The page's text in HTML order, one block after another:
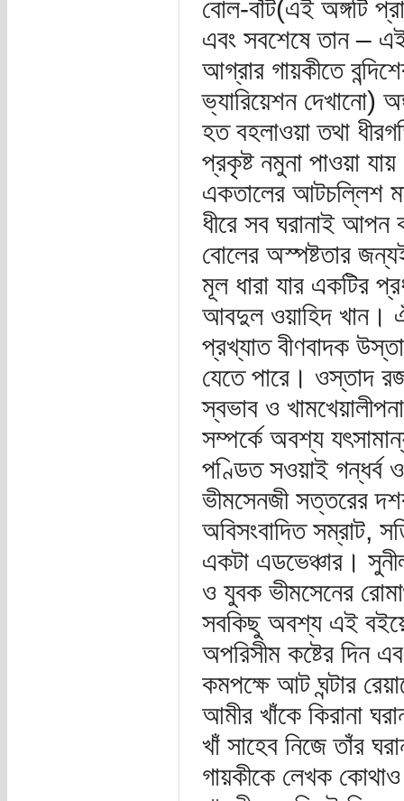
বোল-বাঁট(এই অঙ্গটি
এবং সবশেষে তান –
আগ্রার গায়কীতে
ভ্যারিয়েশন দেখানো)
হত বহলাওয়া তথা
প্রকৃষ্ট নমুনা পাওয়া
একতালের আটচল্লিশ
ধীরে সব ঘরানাই
বোলের অস্পষ্টতার
মূল ধারা যার একটির
আবদুল ওয়াহিদ খান।
প্রখ্যাত বীণবাদক
যেতে পারে। ওস্তাদ
স্বভাব ও
সম্পর্কে অবশ্য
পণ্ডিত সওয়াই গন্ধর্ব
ভীমসেনজী সত্তরের
অবিসংবাদিত সম্রাট,
একটা এডভেঞ্চার।
ও যুবক ভীমসেনের
সবকিছু অবশ্য এই
অপরিসীম কষ্টের দিন
কমপক্ষে আট ঘন্টার
আমীর খাঁকে কিরানা
খাঁ সাহেব নিজে তাঁর
গায়কীকে লেখক